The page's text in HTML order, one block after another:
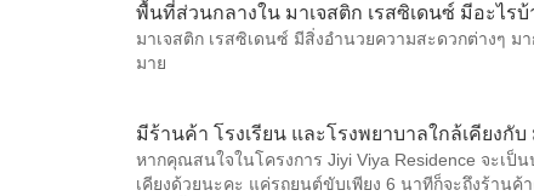
พื้นที่ส่วนกลางใน มาเจสติก เรสซิเดนซ์ มีอะไรบ้
มาเจสติก เรสซิเดนซ์ มีสิ่งอำนวยความสะดวกต่างๆ
มาย
มีร้านค้า โรงเรียน และโรงพยาบาลใกล้เคียงกั
หากคุณสนใจในโครงการ Jiyi Viya Residence จะเ
เคียงด้วยนะคะ แค่รถยนต์ขับเพียง 6 นาทีก็จะถึงร้านค้